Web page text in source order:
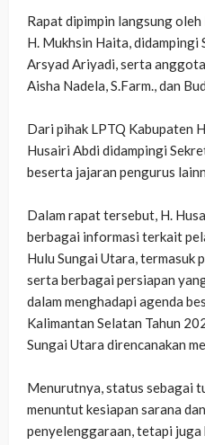
‎Rapat dipimpin langsung
H. Mukhsin Haita, didampingi
Arsyad Ariyadi, serta
Aisha Nadela, S.Farm., dan
‎Dari pihak LPTQ Kabupaten
Husairi Abdi didampingi
beserta jajaran pengurus
‎Dalam rapat tersebut, H.
berbagai informasi terkait
Hulu Sungai Utara, termasuk
serta berbagai persiapan
dalam menghadapi agenda
Kalimantan Selatan Tahun
Sungai Utara direncanakan
‎Menurutnya, status sebagai
menuntut kesiapan sarana
penyelenggaraan, tetapi juga